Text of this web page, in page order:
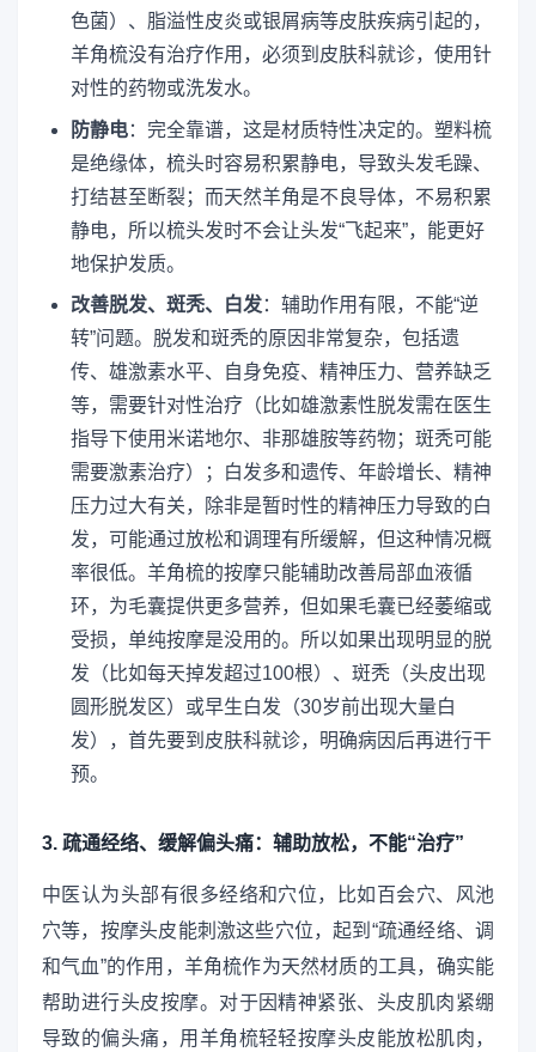
色菌）、脂溢性皮炎或银屑病等皮肤疾病引起的，
羊角梳没有治疗作用，必须到皮肤科就诊，使用针
对性的药物或洗发水。
防静电：完全靠谱，这是材质特性决定的。塑料梳
是绝缘体，梳头时容易积累静电，导致头发毛躁、
打结甚至断裂；而天然羊角是不良导体，不易积累
静电，所以梳头发时不会让头发“飞起来”，能更好
地保护发质。
改善脱发、斑秃、白发：辅助作用有限，不能“逆
转”问题。脱发和斑秃的原因非常复杂，包括遗
传、雄激素水平、自身免疫、精神压力、营养缺乏
等，需要针对性治疗（比如雄激素性脱发需在医生
指导下使用米诺地尔、非那雄胺等药物；斑秃可能
需要激素治疗）；白发多和遗传、年龄增长、精神
压力过大有关，除非是暂时性的精神压力导致的白
发，可能通过放松和调理有所缓解，但这种情况概
率很低。羊角梳的按摩只能辅助改善局部血液循
环，为毛囊提供更多营养，但如果毛囊已经萎缩或
受损，单纯按摩是没用的。所以如果出现明显的脱
发（比如每天掉发超过100根）、斑秃（头皮出现
圆形脱发区）或早生白发（30岁前出现大量白
发），首先要到皮肤科就诊，明确病因后再进行干
预。
3. 疏通经络、缓解偏头痛：辅助放松，不能“治疗”
中医认为头部有很多经络和穴位，比如百会穴、风池
穴等，按摩头皮能刺激这些穴位，起到“疏通经络、调
和气血”的作用，羊角梳作为天然材质的工具，确实能
帮助进行头皮按摩。对于因精神紧张、头皮肌肉紧绷
导致的偏头痛，用羊角梳轻轻按摩头皮能放松肌肉，